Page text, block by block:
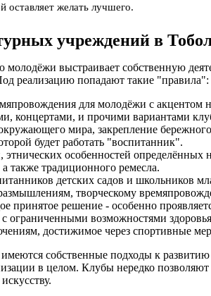
оставляет желать лучшего.
учреждений в
выстраивает собственную
реализацию попадают такие "правила":
для молодёжи с
концертами, и прочими вариантами
мира, закрепление
будет работать "воспитанник".
этнических особенностей
также традиционного ремесла.
детских садов и школьников
творческому
принятое решение - особенно
ограниченными возможностями
достижимое через спортивные
собственные подходы к
в целом. Клубы нередко